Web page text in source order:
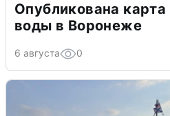
Опубликована
воды в Воронеже
6 августа 0